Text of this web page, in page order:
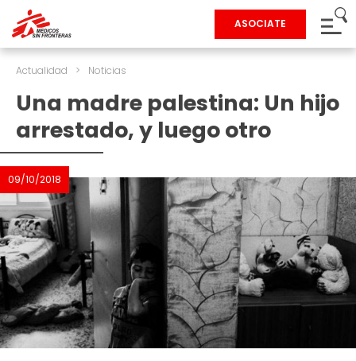
ASOCIATE
Actualidad > Noticias
Una madre palestina: Un hijo
arrestado, y luego otro
09/10/2018